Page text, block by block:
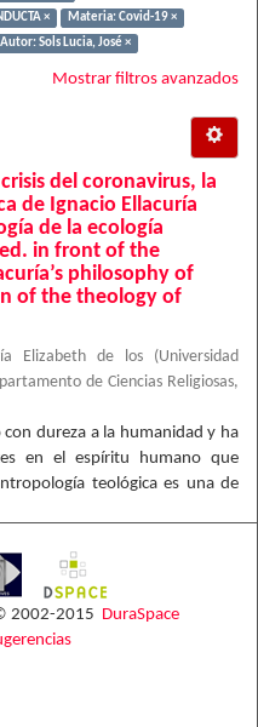
×
Materia: Covid-19 ×
Autor: Sols Lucia, José ×
Mostrar filtros avanzados
del coronavirus, la
de Ignacio Ellacuría
de la ecología
in front of the
philosophy of
of the theology of
Elizabeth de los (Universidad
de Ciencias Religiosas,
dureza a la humanidad y ha
en el espíritu humano que
teológica es una de
2002-2015 DuraSpace